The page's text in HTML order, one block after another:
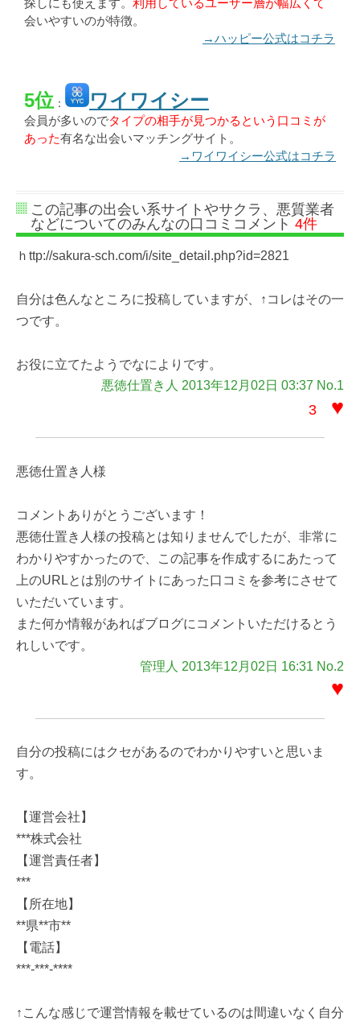
探しにも使えます。 利用しているユーザー層が幅広くて
会いやすいのが特徴。
→ハッピー公式はコチラ
5位： ワイワイシー
会員が多いのでタイプの相手が見つかるという口コミが
あった有名な出会いマッチングサイト。
→ワイワイシー公式はコチラ
この記事の出会い系サイトやサクラ、悪質業者
などについてのみんなの口コミコメント 4件
ｈttp://sakura-sch.com/i/site_detail.php?id=2821
自分は色んなところに投稿していますが、↑コレはその一
つです。
お役に立てたようでなによりです。
悪徳仕置き人 2013年12月02日 03:37 No.1
3 ♥
悪徳仕置き人様
コメントありがとうございます！
悪徳仕置き人様の投稿とは知りませんでしたが、非常に
わかりやすかったので、この記事を作成するにあたって
上のURLとは別のサイトにあった口コミを参考にさせて
いただいています。
また何か情報があればブログにコメントいただけるとう
れしいです。
管理人 2013年12月02日 16:31 No.2
♥
自分の投稿にはクセがあるのでわかりやすいと思いま
す。
【運営会社】
***株式会社
【運営責任者】
***
【所在地】
**県**市**
【電話】
***-***-****
↑こんな感じで運営情報を載せているのは間違いなく自分